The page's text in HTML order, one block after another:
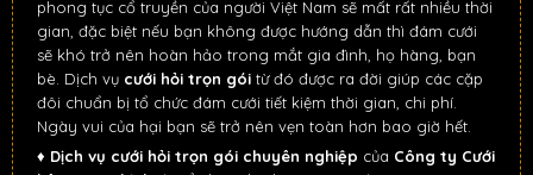
phong tục cổ truyền của người Việt Nam sẽ mất rất nhiều thời
gian, đặc biệt nếu bạn không được hướng dẫn thì đám cưới
sẽ khó trở nên hoàn hảo trong mắt gia đình, họ hàng, bạn
bè. Dịch vụ cưới hỏi trọn gói từ đó được ra đời giúp các cặp
đôi chuẩn bị tổ chức đám cưới tiết kiệm thời gian, chi phí.
Ngày vui của hại bạn sẽ trở nên vẹn toàn hơn bao giờ hết.
♦ Dịch vụ cưới hỏi trọn gói chuyên nghiệp của Công ty Cưới